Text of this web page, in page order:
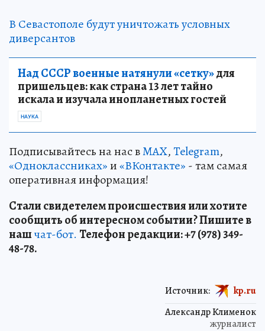
В Севастополе будут уничтожать условных
диверсантов
Над СССР военные натянули «сетку»для
пришельцев: как страна 13 лет тайно
искала и изучала инопланетных гостей
НАУКА
Подписывайтесь на нас вMAX,Telegram,
«Одноклассниках»и«ВКонтакте» - там самая
оперативная информация!
Стали свидетелем происшествия или хотите
сообщить об интересном событии? Пишите в
нашчат-бот. Телефон редакции: +7 (978) 349-
48-78.
Александр Клименок
журналист
Источник: kp.ru